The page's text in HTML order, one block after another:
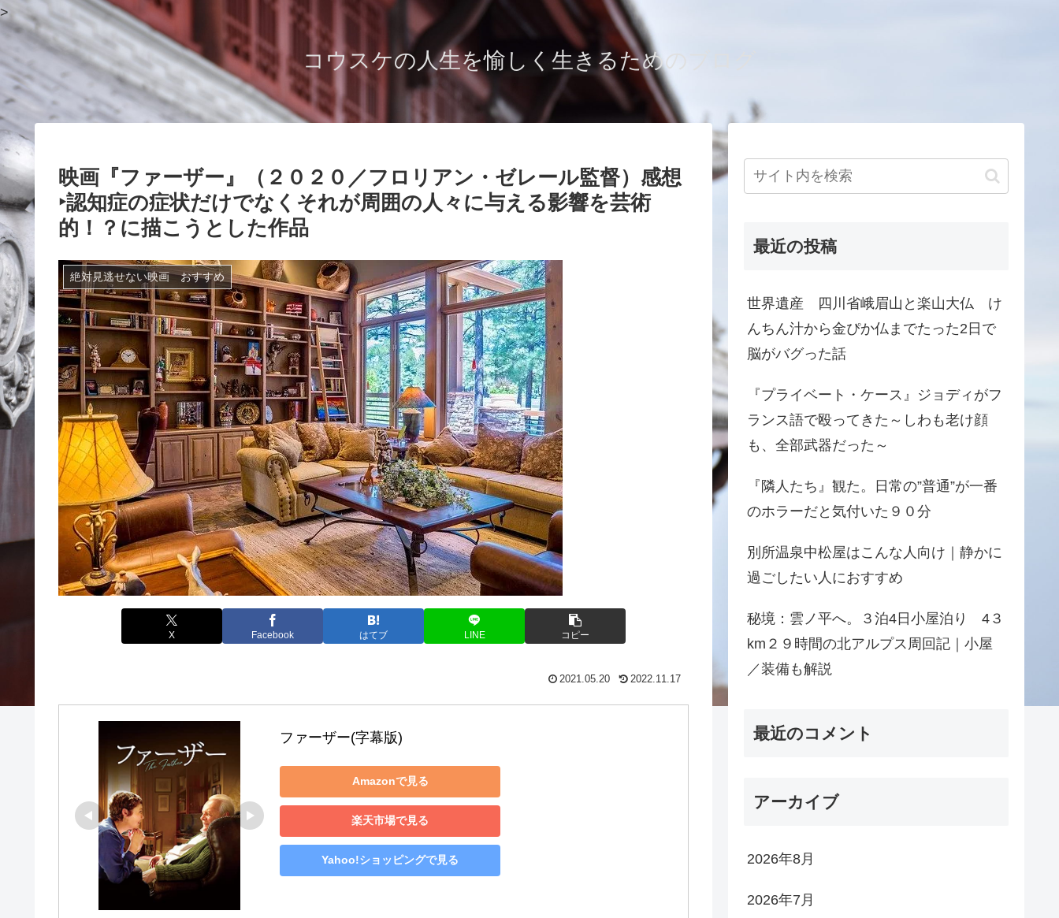
>
コウスケの人生を愉しく生きるためのブログ
映画『ファーザー』（２０２０／フロリアン・ゼレール監督）感想
‣認知症の症状だけでなくそれが周囲の人々に与える影響を芸術
的！？に描こうとした作品
絶対見逃せない映画 おすすめ
X Facebook はてブ LINE コピー
2021.05.20 2022.11.17
ファーザー(字幕版)
Amazonで見る
楽天市場で見る
Yahoo!ショッピングで見る
最近の投稿
世界遺産 四川省峨眉山と楽山大仏 け
んちん汁から金ぴか仏までたった2日で
脳がバグった話
『プライベート・ケース』ジョディがフ
ランス語で殴ってきた～しわも老け顔
も、全部武器だった～
『隣人たち』観た。日常の”普通”が一番
のホラーだと気付いた９０分
別所温泉中松屋はこんな人向け｜静かに
過ごしたい人におすすめ
秘境：雲ノ平へ。３泊4日小屋泊り 4３
km２９時間の北アルプス周回記｜小屋
／装備も解説
最近のコメント
アーカイブ
2026年8月
2026年7月